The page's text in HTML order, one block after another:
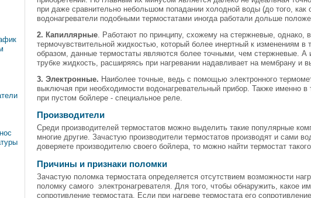
при даже сравнительно небольшом попадании холодной воды (до того, как
водонагреватели подобными термостатами иногда работали дольше
2. Капиллярные . Работают по принципу, схожему на стержневые, однако,
термочувствительной жидкостью, который более инертный к изменениям
образом, данные термостаты являются более точными, чем стержневые. А
трубке жидкость, расширяясь при нагревании надавливает на мембрану и
3. Электронные. Наиболее точные, ведь с помощью электронного
выключая при необходимости водонагревательный прибор. Также именно
при пустом бойлере - специальное реле.
Производители
Среди производителей термостатов можно выделить такие популярные
многие другие. Зачастую производители термостатов производят и сами
доверяете производителю своего бойлера, то можно найти термостат
Причины и признаки поломки
Зачастую поломка термостата определяется отсутствием возможности
поломку самого электронагревателя. Для того, чтобы обнаружить, какое
сопротивление термостата. Если при нагреве термостата его